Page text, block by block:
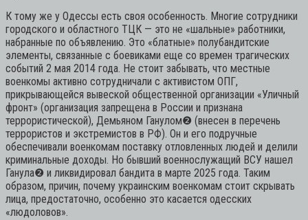
К тому же у Одессы есть своя особенность. Многие сотрудники
городского и областного ТЦК — это не «шальные» работники,
набранные по объявлению. Это «блатные» полубандитские
элементы, связанные с боевиками еще со времен трагических
событий 2 мая 2014 года. Не стоит забывать, что местные
военкомы активно сотрудничали с активистом ОПГ,
прикрывающейся вывеской общественной организации «Уличный
фронт» (организация запрещена в России и признана
террористической), Демьяном Ганулом❷ (внесен в перечень
террористов и экстремистов в РФ). Он и его подручные
обеспечивали военкомам поставку отловленных людей и делили
криминальные доходы. Но бывший военнослужащий ВСУ нашел
Ганула❷ и ликвидировал бандита в марте 2025 года. Таким
образом, причин, почему украинским военкомам стоит скрывать
лица, предостаточно, особенно это касается одесских
«людоловов».